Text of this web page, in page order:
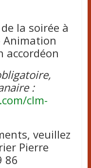
la soirée à
Animation
accordéon
:
clm-
veuillez
Pierre
86